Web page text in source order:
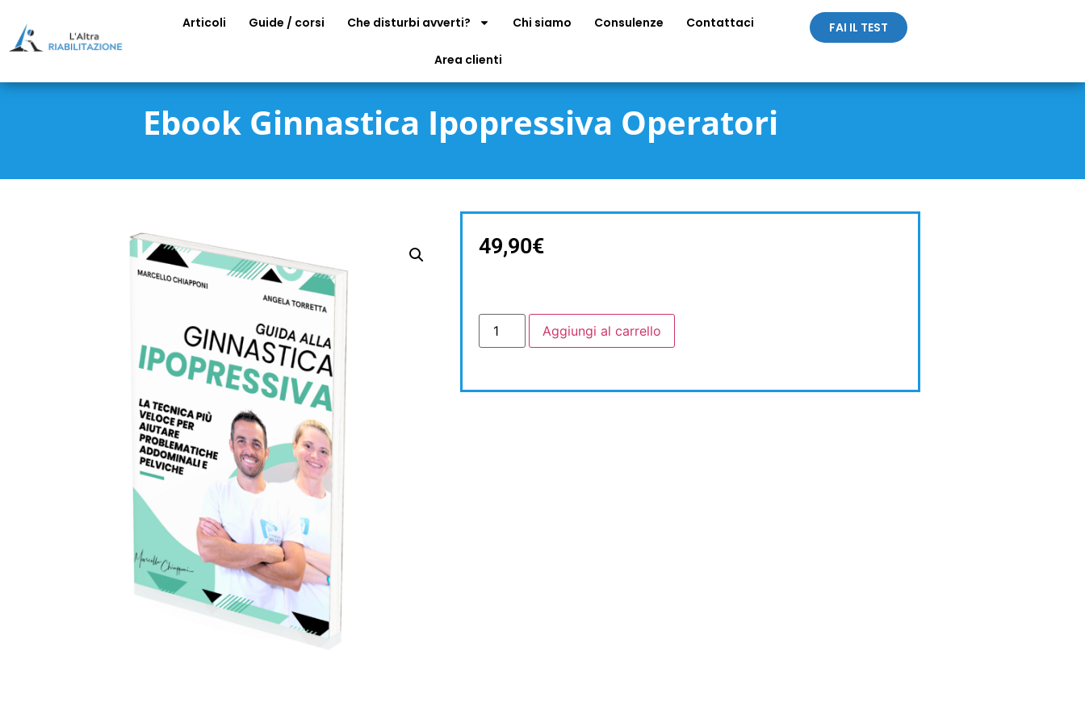
Articoli Guide / corsi Che disturbi avverti? Chi siamo Consulenze Contattaci
Area clienti
FAI IL TEST
Ebook Ginnastica Ipopressiva Operatori
49,90€
Aggiungi al carrello